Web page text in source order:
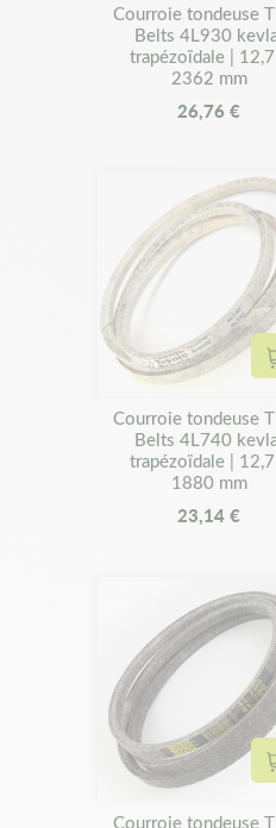
Courroie tondeuse
Belts 4L930
trapézoïdale |
2362 mm
26,76 €
Courroie tondeuse
Belts 4L740
trapézoïdale |
1880 mm
23,14 €
Courroie tondeuse